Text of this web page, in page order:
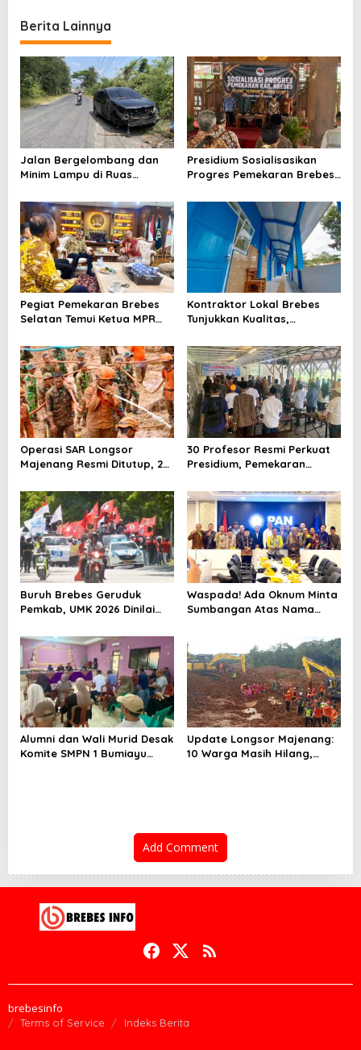
Tua
Berita Lainnya
Jalan Bergelombang dan
Minim Lampu di Ruas
Telan Korban, Innova
Hantam Pohon di
Bantarkawung
Presidium Sosialisasikan
Progres Pemekaran Brebes
Pansus DPRD Jateng Jadi
Tahap Berikutnya
Pegiat Pemekaran Brebes
Selatan Temui Ketua MPR
Dukungan Urus Berkas ke
Provinsi
Kontraktor Lokal Brebes
Tunjukkan Kualitas,
Negeri Brebes Rampung
Operasi SAR Longsor
Majenang Resmi Ditutup, 2
hingga Hari ke-10
30 Profesor Resmi Perkuat
Presidium, Pemekaran
Terbendung
Buruh Brebes Geruduk
Pemkab, UMK 2026 Dinilai
Waspada! Ada Oknum Minta
Sumbangan Atas Nama
Alumni dan Wali Murid Desak
Komite SMPN 1 Bumiayu
Update Longsor Majenang:
10 Warga Masih Hilang,
Add Comment
brebesinfo
Terms of Service Indeks Berita